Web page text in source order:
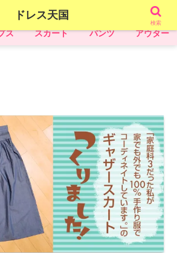
からのおしゃれ洋裁日記ブログ！
ス スカート パンツ アウター
ドレス天国
検索